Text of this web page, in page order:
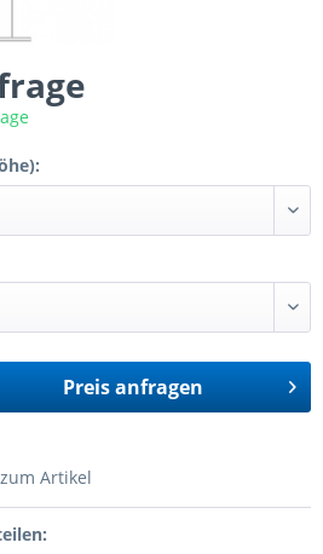
Preis anfragen
Artikel